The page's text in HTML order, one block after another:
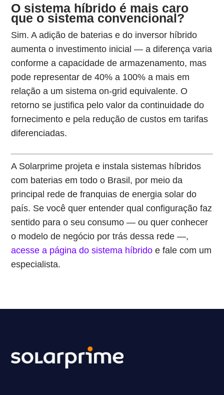
O sistema híbrido é mais caro
que o sistema convencional?
Sim. A adição de baterias e do inversor híbrido
aumenta o investimento inicial — a diferença varia
conforme a capacidade de armazenamento, mas
pode representar de 40% a 100% a mais em
relação a um sistema on-grid equivalente. O
retorno se justifica pelo valor da continuidade do
fornecimento e pela redução de custos em tarifas
diferenciadas.
A Solarprime projeta e instala sistemas híbridos
com baterias em todo o Brasil, por meio da
principal rede de franquias de energia solar do
país. Se você quer entender qual configuração faz
sentido para o seu consumo — ou quer conhecer
o modelo de negócio por trás dessa rede —,
acesse a página do sistema híbrido e fale com um
especialista.